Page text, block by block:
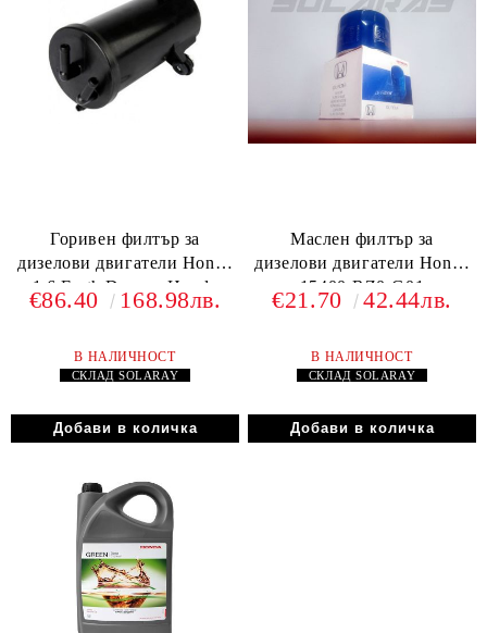
Горивен филтър за
дизелови двигатели Honda
1.6 Earth Dreams Honda
16902-RZ0-G01
€86.40 168.98лв.
В НАЛИЧНОСТ
СКЛАДSOLARAY
Маслен филтър за
дизелови двигатели Honda
15400-RZ0-G01
€21.70 42.44лв.
В НАЛИЧНОСТ
СКЛАДSOLARAY